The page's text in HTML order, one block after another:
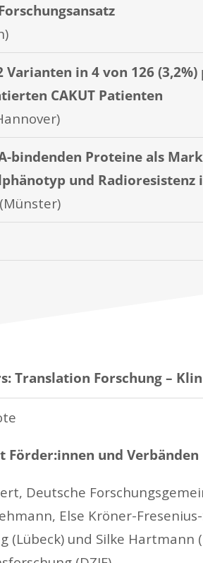
Varianten in 4 von 126
CAKUT Patienten
bindenden Proteine als
und
Translation Forschung –
Förder:innen und Verbänden
Deutsche
Else Kröner-
(Lübeck) und Silke Hartmann